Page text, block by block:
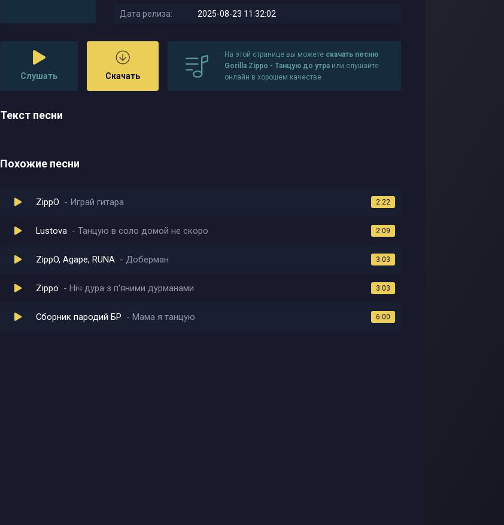
Дата релиза:
2025-08-23 11:32:02
Слушать Скачать
На этой странице вы можете скачать песню
Gorilla Zippo - Танцую до утра или слушайте
онлайн в хорошем качестве
Текст песни
Похожие песни
ZippO Играй гитара 2:22
Lustova Танцую в соло домой не скоро 2:09
ZippO, Agape, RUNA Доберман 3:03
Zippo Нiч дура з п'яними дурманами 3:03
Сборник пародий БР Мама я танцую 6:00